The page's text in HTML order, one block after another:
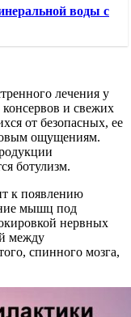
воды с
лечения у
и свежих
от безопасных, ее
ощущениям.
ботулизм.
к появлению
мышц под
нервных
между
спинного мозга,